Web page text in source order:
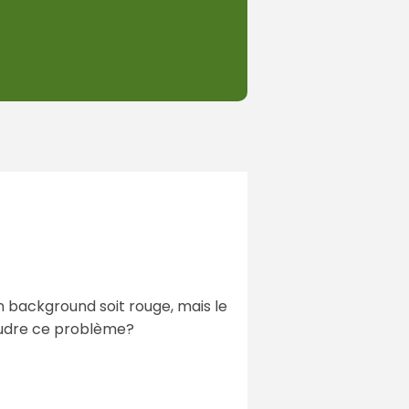
background soit rouge, mais le
ce problème?